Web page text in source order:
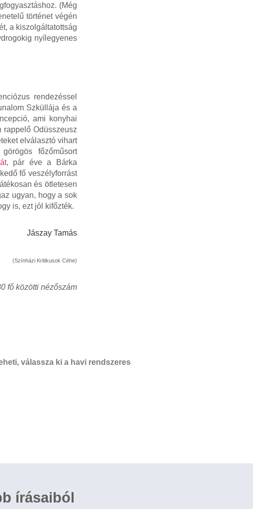
(Még
történet végén
a kiszolgáltatottság
nyílegyenes
rendezéssel
Szküllája és a
ami konyhai
rappelő Odüsszeusz
elválasztó vihart
főzőműsort
, pár éve a Bárka
fő veszélyforrást
és ötletesen
ugyan, hogy a sok
is, ezt jól kifőzték.
Jászay Tamás
(Színházi Kritikusok Céhe)
fő közötti nézőszám
válassza ki a havi rendszeres
írásaiból